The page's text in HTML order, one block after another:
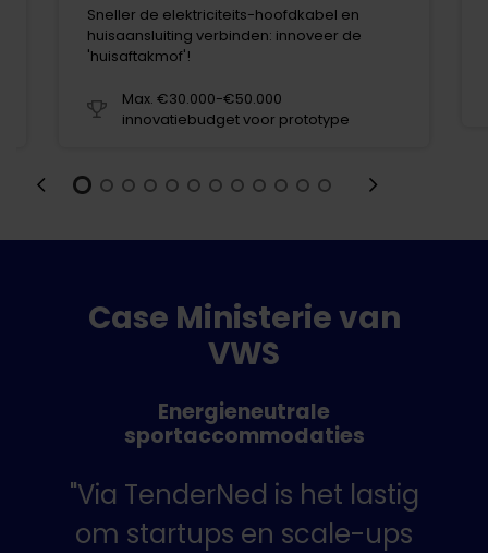
Sneller de elektriciteits-hoofdkabel en
huisaansluiting verbinden: innoveer de
'huisaftakmof'!
Max. €30.000-€50.000
innovatiebudget voor prototype
Case Ministerie van
VWS
Energieneutrale
sportaccommodaties
"Via TenderNed is het lastig
om startups en scale-ups